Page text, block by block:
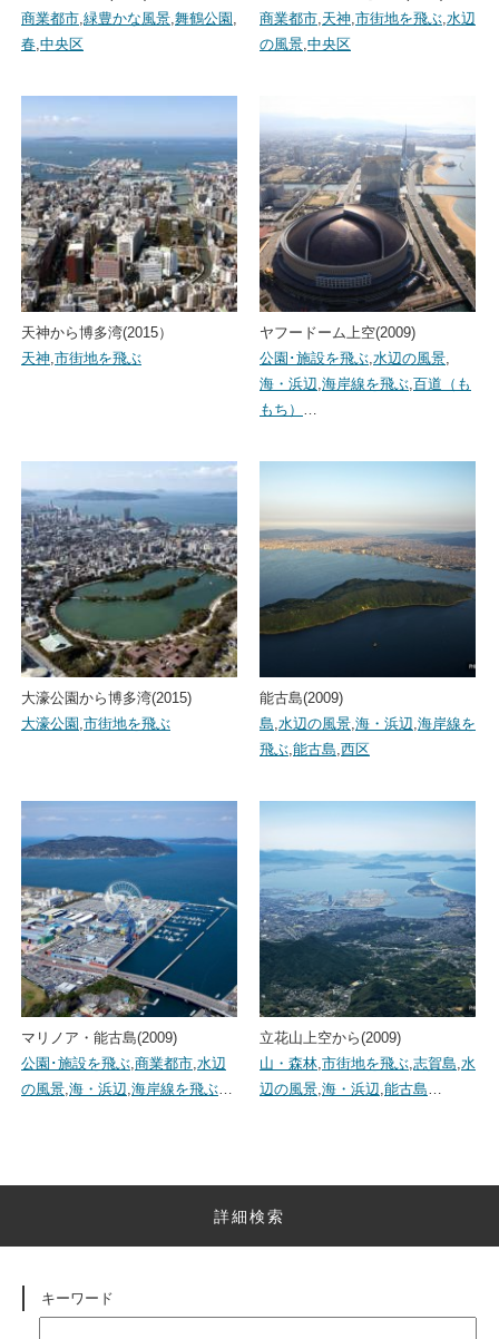
商業都市,緑豊かな風景,舞鶴公園 ,
春,中央区
商業都市,天神,市街地を飛ぶ,水辺
の風景,中央区
天神から博多湾(2015）
天神,市街地を飛ぶ
ヤフードーム上空(2009)
公園･施設を飛ぶ,水辺の風景,
海・浜辺,海岸線を飛ぶ,百道（も
もち） …
大濠公園から博多湾(2015)
大濠公園 ,市街地を飛ぶ
能古島(2009)
島,水辺の風景,海・浜辺,海岸線を
飛ぶ,能古島,西区
マリノア・能古島(2009)
公園･施設を飛ぶ,商業都市,水辺
の風景,海・浜辺,海岸線を飛ぶ…
立花山上空から(2009)
山・森林,市街地を飛ぶ,志賀島,水
辺の風景,海・浜辺,能古島…
詳細検索
キーワード